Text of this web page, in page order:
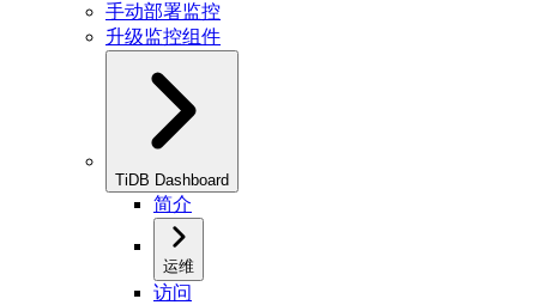
手动部署监控
升级监控组件
TiDB Dashboard
简介
运维
访问